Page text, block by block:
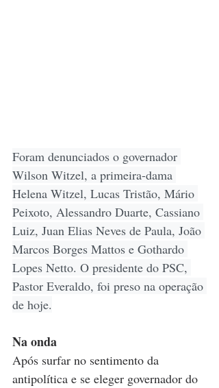
Foram denunciados o governador
Wilson Witzel, a primeira-dama
Helena Witzel, Lucas Tristão, Mário
Peixoto, Alessandro Duarte, Cassiano
Luiz, Juan Elias Neves de Paula, João
Marcos Borges Mattos e Gothardo
Lopes Netto. O presidente do PSC,
Pastor Everaldo, foi preso na operação
de hoje.
Na onda
Após surfar no sentimento da
antipolítica e se eleger governador do